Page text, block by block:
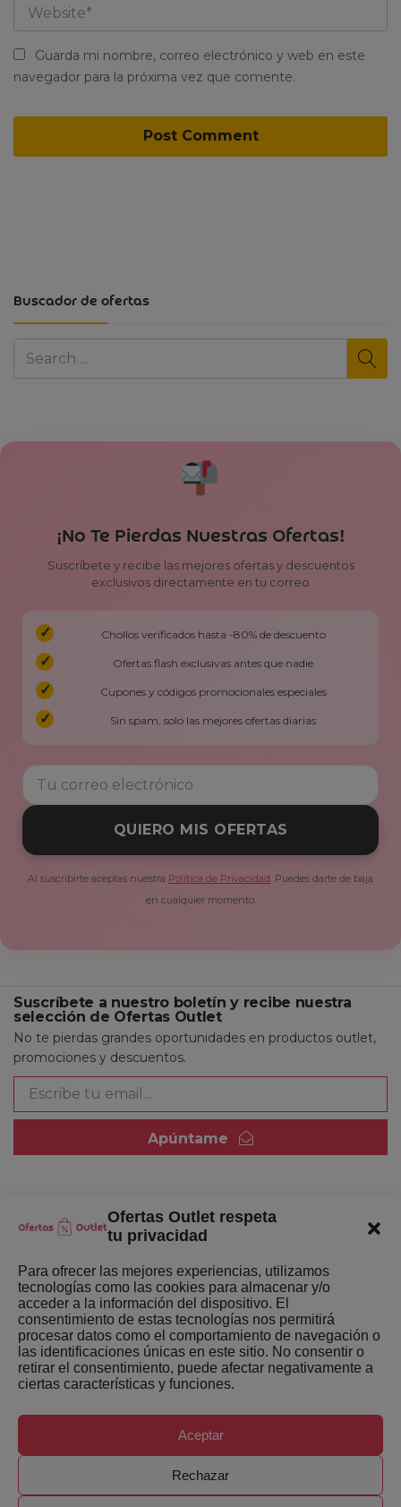
Ofertas Outlet respeta
tu privacidad
Para ofrecer las mejores experiencias, utilizamos
tecnologías como las cookies para almacenar y/o
acceder a la información del dispositivo. El
consentimiento de estas tecnologías nos permitirá
procesar datos como el comportamiento de navegación o
las identificaciones únicas en este sitio. No consentir o
retirar el consentimiento, puede afectar negativamente a
ciertas características y funciones.
Aceptar
Rechazar
Buscador de ofertas
Guarda mi nombre, correo electrónico y web en este
navegador para la próxima vez que comente.
¡No Te Pierdas Nuestras Ofertas!
Suscríbete y recibe las mejores ofertas y descuentos
exclusivos directamente en tu correo
Chollos verificados hasta -80% de descuento
Ofertas flash exclusivas antes que nadie
Cupones y códigos promocionales especiales
Sin spam, solo las mejores ofertas diarias
QUIERO MIS OFERTAS
Al suscribirte aceptas nuestra Política de Privacidad . Puedes darte de baja
en cualquier momento.
Suscríbete a nuestro boletín y recibe nuestra
selección de Ofertas Outlet
No te pierdas grandes oportunidades en productos outlet,
promociones y descuentos.
Apúntame
Quienes somos
Últimas Novedades
Mejores ofertas de la semana
Ofertas-Outlet.com. Todos los derechos